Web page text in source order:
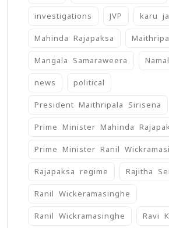
investigations JVP karu
Mahinda Rajapaksa
Mangala Samaraweera
news political
President Maithripala Sirisena
Prime Minister Mahinda
Prime Minister Ranil
Rajapaksa regime Rajitha
Ranil Wickeramasinghe
Ranil Wickramasinghe Ravi